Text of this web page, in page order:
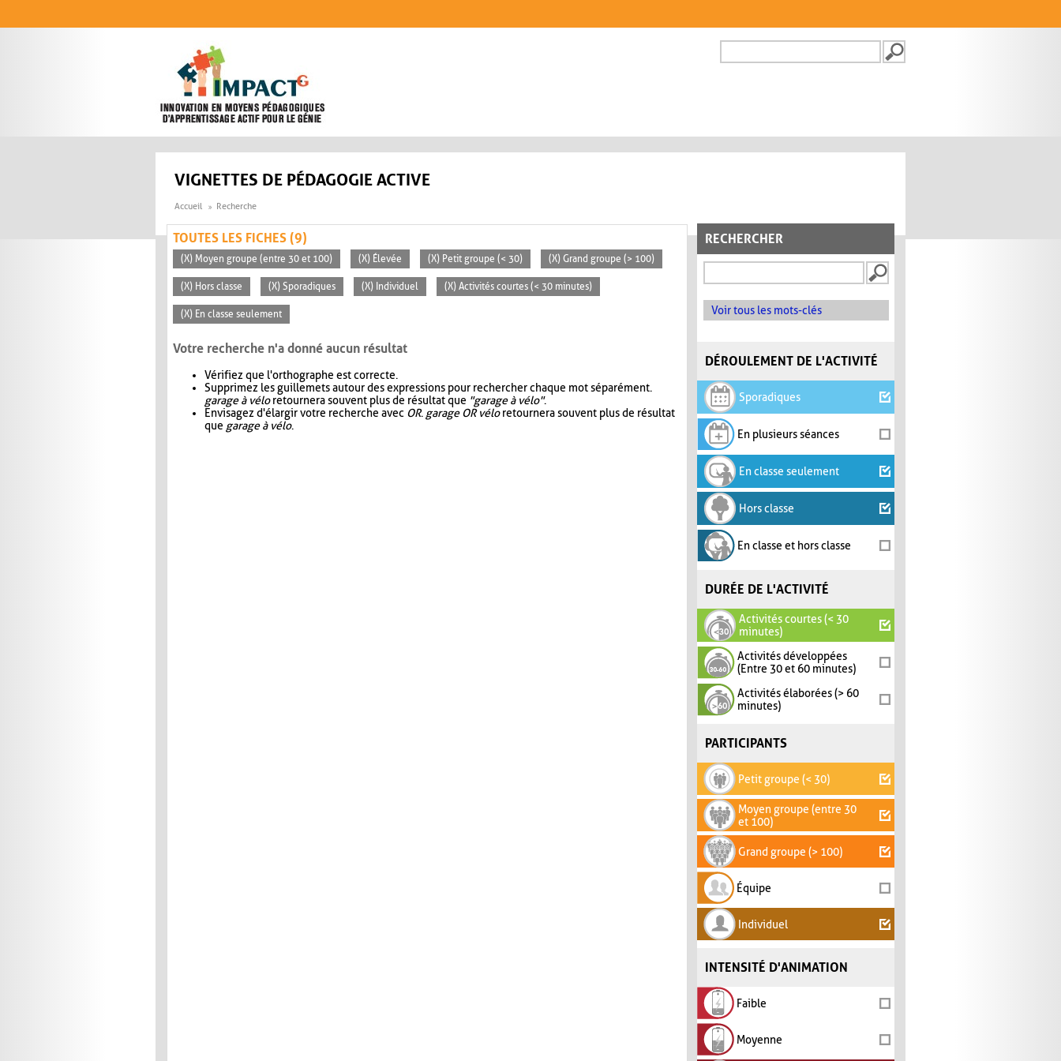
FORMULAIRE DE
VIGNETTES DE PÉDAGOGIE ACTIVE
Accueil Recherche
RECHERCHER
Voir tous les mots-clés
DÉROULEMENT DE L'ACTIVITÉ
Sporadiques
En plusieurs séances
En classe seulement
Hors classe
En classe et hors classe
DURÉE DE L'ACTIVITÉ
Activités courtes (< 30
minutes)
Activités développées
(Entre 30 et 60 minutes)
Activités élaborées (> 60
minutes)
PARTICIPANTS
Petit groupe (< 30)
Moyen groupe (entre 30
et 100)
Grand groupe (> 100)
Équipe
Individuel
INTENSITÉ D'ANIMATION
Faible
Moyenne
TOUTES LES FICHES (9)
(X) Moyen groupe (entre 30 et 100) (X) Élevée (X) Petit groupe (< 30) (X) Grand groupe (> 100)
(X) Hors classe (X) Sporadiques (X) Individuel (X) Activités courtes (< 30 minutes)
(X) En classe seulement
Votre recherche n'a donné aucun résultat
Vérifiez que l'orthographe est correcte.
Supprimez les guillemets autour des expressions pour rechercher chaque mot séparément.
garage à véloretournera souvent plus de résultat que "garage à vélo".
Envisagez d'élargir votre recherche avec OR. garage OR véloretournera souvent plus de résultat
que garage à vélo.